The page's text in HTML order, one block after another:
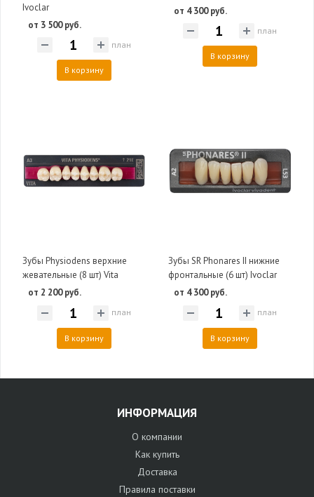
Ivoclar
от 3 500 руб.
план
В корзину
от 4 300 руб.
план
В корзину
Зубы Physiodens верхние
жевательные (8 шт) Vita
от 2 200 руб.
план
В корзину
Зубы SR Phonares II нижние
фронтальные (6 шт) Ivoclar
от 4 300 руб.
план
В корзину
ИНФОРМАЦИЯ
О компании
Как купить
Доставка
Правила поставки